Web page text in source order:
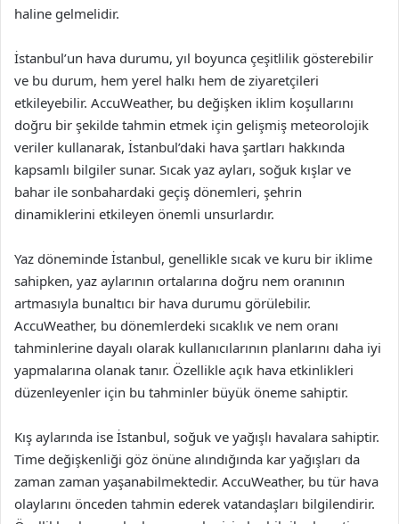
haline gelmelidir.
İstanbul’un hava durumu, yıl boyunca çeşitlilik gösterebilir
ve bu durum, hem yerel halkı hem de ziyaretçileri
etkileyebilir. AccuWeather, bu değişken iklim koşullarını
doğru bir şekilde tahmin etmek için gelişmiş meteorolojik
veriler kullanarak, İstanbul’daki hava şartları hakkında
kapsamlı bilgiler sunar. Sıcak yaz ayları, soğuk kışlar ve
bahar ile sonbahardaki geçiş dönemleri, şehrin
dinamiklerini etkileyen önemli unsurlardır.
Yaz döneminde İstanbul, genellikle sıcak ve kuru bir iklime
sahipken, yaz aylarının ortalarına doğru nem oranının
artmasıyla bunaltıcı bir hava durumu görülebilir.
AccuWeather, bu dönemlerdeki sıcaklık ve nem oranı
tahminlerine dayalı olarak kullanıcılarının planlarını daha iyi
yapmalarına olanak tanır. Özellikle açık hava etkinlikleri
düzenleyenler için bu tahminler büyük öneme sahiptir.
Kış aylarında ise İstanbul, soğuk ve yağışlı havalara sahiptir.
Time değişkenliği göz önüne alındığında kar yağışları da
zaman zaman yaşanabilmektedir. AccuWeather, bu tür hava
olaylarını önceden tahmin ederek vatandaşları bilgilendirir.